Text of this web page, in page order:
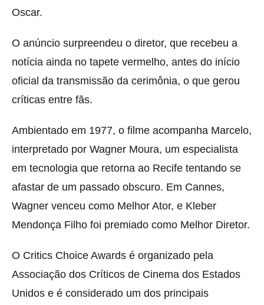
Oscar.
O anúncio surpreendeu o diretor, que recebeu a
notícia ainda no tapete vermelho, antes do início
oficial da transmissão da cerimônia, o que gerou
críticas entre fãs.
Ambientado em 1977, o filme acompanha Marcelo,
interpretado por Wagner Moura, um especialista
em tecnologia que retorna ao Recife tentando se
afastar de um passado obscuro. Em Cannes,
Wagner venceu como Melhor Ator, e Kleber
Mendonça Filho foi premiado como Melhor Diretor.
O Critics Choice Awards é organizado pela
Associação dos Críticos de Cinema dos Estados
Unidos e é considerado um dos principais